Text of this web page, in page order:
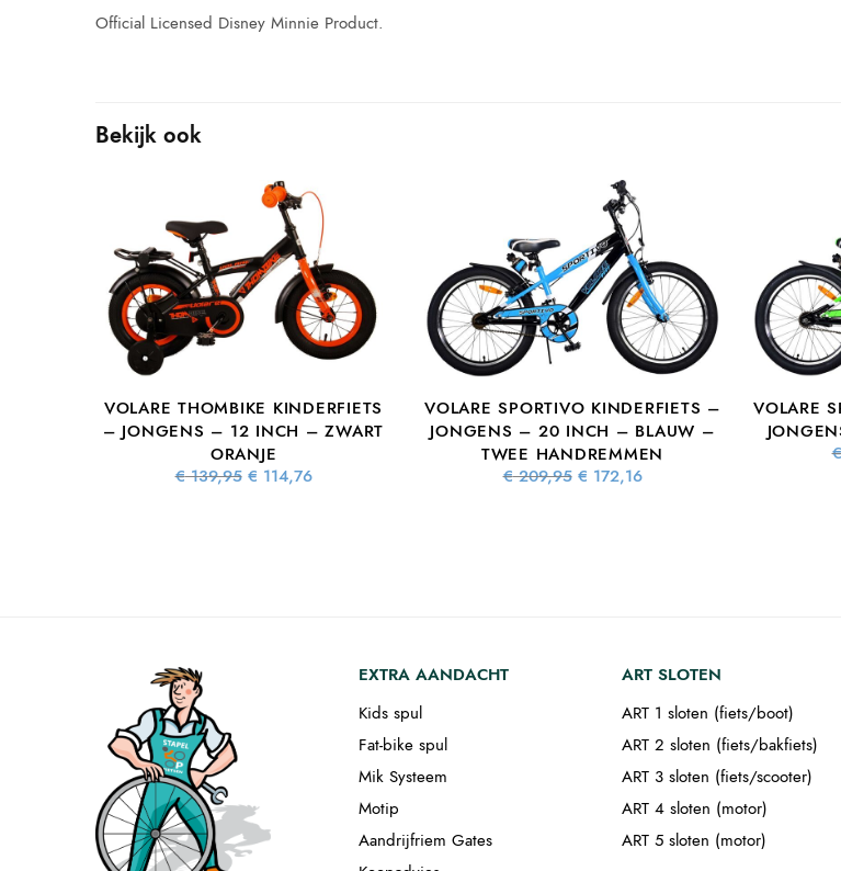
Official Licensed Disney Minnie Product.
Bekijk ook
VOLARE THOMBIKE KINDERFIETS
– JONGENS – 12 INCH – ZWART
ORANJE
€139,95 Oorspronkelijke
prijs was:
€ 114,76
VOLARE SPORTIVO KINDERFIETS –
JONGENS – 20 INCH – BLAUW –
TWEE HANDREMMEN
€209,95 Oorspronkelijke
prijs was:
€ 172,16
VOLARE
€
EXTRA AANDACHT
Kids spul
Fat-bike spul
Mik Systeem
Motip
Aandrijfriem Gates
ART SLOTEN
ART 1 sloten (fiets/boot)
ART 2 sloten (fiets/bakfiets)
ART 3 sloten (fiets/scooter)
ART 4 sloten (motor)
ART 5 sloten (motor)